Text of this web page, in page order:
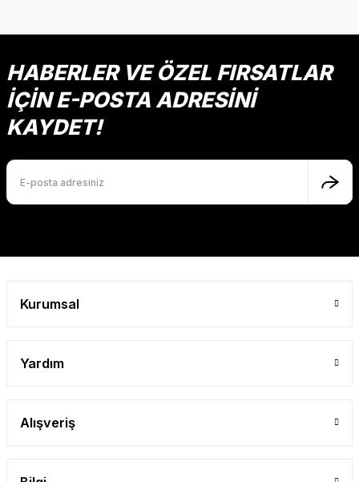
HABERLER VE ÖZEL FIRSATLAR
İÇİN E-POSTA ADRESİNİ
KAYDET!
Kurumsal
Yardım
Alışveriş